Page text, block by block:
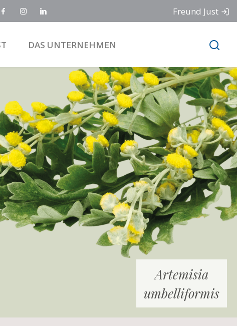
Freund Just
DAS UNTERNEHMEN
Artemisia
umbelliformis